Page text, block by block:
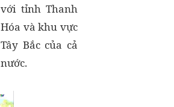
với tỉnh Thanh
Hóa và khu vực
Tây Bắc của cả
nước.